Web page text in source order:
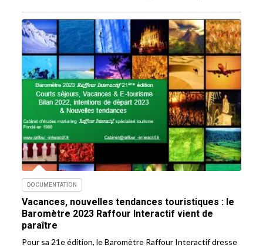
DOCUMENTATION
Vacances, nouvelles tendances touristiques : le
Baromètre 2023 Raffour Interactif vient de
paraître
Pour sa 21e édition, le Baromètre Raffour Interactif dresse